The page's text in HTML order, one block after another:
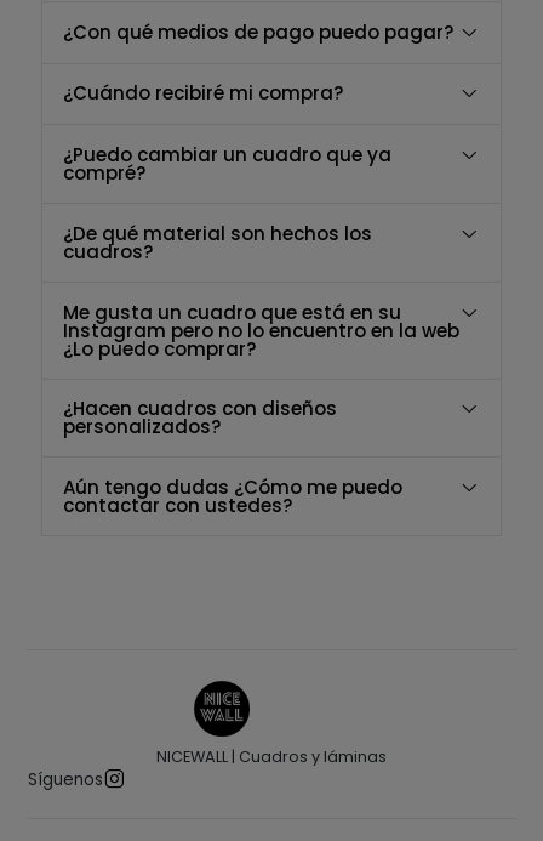
¿Con qué medios de pago puedo pagar?
¿Cuándo recibiré mi compra?
¿Puedo cambiar un cuadro que ya
compré?
¿De qué material son hechos los
cuadros?
Me gusta un cuadro que está en su
Instagram pero no lo encuentro en la web
¿Lo puedo comprar?
¿Hacen cuadros con diseños
personalizados?
Aún tengo dudas ¿Cómo me puedo
contactar con ustedes?
NICEWALL | Cuadros y láminas
Síguenos